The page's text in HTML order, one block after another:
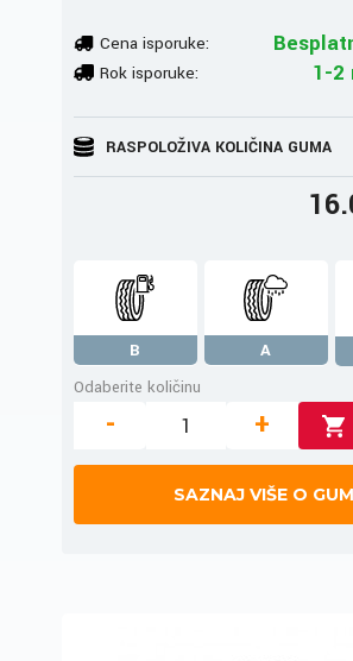
Cena isporuke:
Rok isporuke: 1-2
RASPOLOŽIVA KOLIČINA GUMA
B A
Odaberite količinu
- +
SAZNAJ VIŠE O